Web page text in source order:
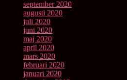
september 2020
augusti 2020
juli 2020
juni 2020
maj 2020
april 2020
mars 2020
februari 2020
januari 2020